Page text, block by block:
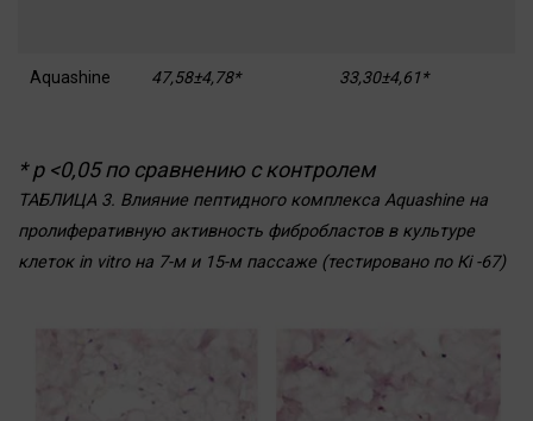
Aquashine 47,58±4,78* 33,30±4,61*
* р <0,05 по сравнению с контролем
ТАБЛИЦА 3. Влияние пептидного комплекса Aquashine на
пролиферативную активность фибробластов в культуре
клеток in vitro на 7-м и 15-м пассаже (тестировано по Кi -67)